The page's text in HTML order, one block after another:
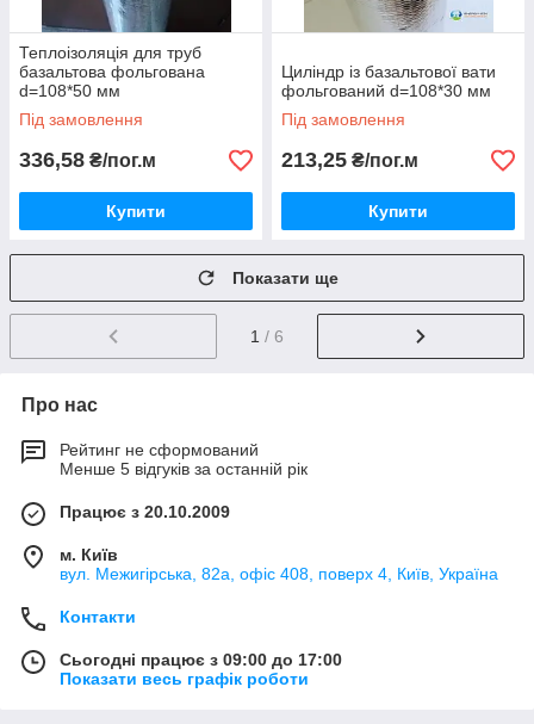
Теплоізоляція для труб
базальтова фольгована
d=108*50 мм
Під замовлення
336,58 ₴/пог.м
Купити
Циліндр із базальтової вати
фольгований d=108*30 мм
Під замовлення
213,25 ₴/пог.м
Купити
Показати ще
1 / 6
Про нас
Рейтинг не сформований
Менше 5 відгуків за останній рік
Працює з 20.10.2009
м. Київ
вул. Межигірська, 82а, офіс 408, поверх 4, Київ, Україна
Контакти
Сьогодні працює з 09:00 до 17:00
Показати весь графік роботи